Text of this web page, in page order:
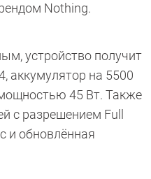
Nothing.
устройство получит
аккумулятор на 5500
45 Вт. Также
с разрешением Full
и обновлённая